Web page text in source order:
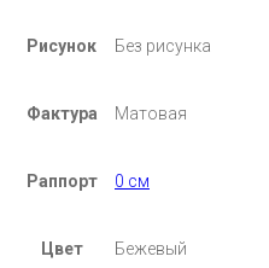
Рисунок Без рисунка
Фактура Матовая
Раппорт 0 см
Цвет Бежевый